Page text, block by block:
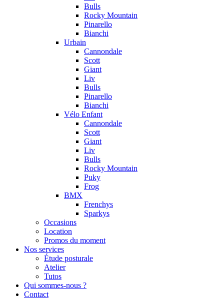
Bulls
Rocky Mountain
Pinarello
Bianchi
Urbain
Cannondale
Scott
Giant
Liv
Bulls
Pinarello
Bianchi
Vélo Enfant
Cannondale
Scott
Giant
Liv
Bulls
Rocky Mountain
Puky
Frog
BMX
Frenchys
Sparkys
Occasions
Location
Promos du moment
Nos services
Étude posturale
Atelier
Tutos
Qui sommes-nous ?
Contact